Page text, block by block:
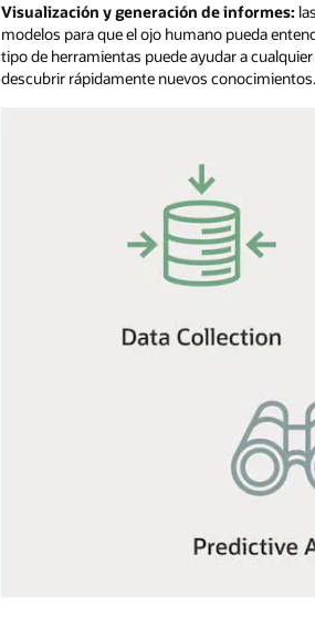
Visualización y generación de informes:
modelos para que el ojo humano pueda
tipo de herramientas puede ayudar a
descubrir rápidamente nuevos conocimientos.